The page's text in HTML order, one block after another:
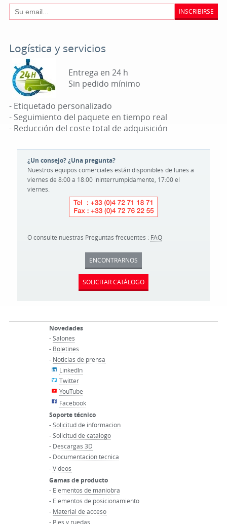
INSCRIBIRSE
Logística y servicios
Entrega en 24 h
Sin pedido mínimo
- Etiquetado personalizado
- Seguimiento del paquete en tiempo real
- Reducción del coste total de adquisición
¿Un consejo? ¿Una pregunta?
Nuestros equipos comerciales están disponibles de lunes a
viernes de 8:00 a 18:00 ininterrumpidamente, 17:00 el
viernes.
O consulte nuestras Preguntas frecuentes : FAQ
ENCONTRARNOS
SOLICITAR CATÁLOGO
Novedades
-Salones
- Boletines
- Noticias de prensa
LinkedIn
Twitter
YouTube
Facebook
Soporte técnico
-Solicitud de informacion
-Solicitud de catalogo
- Descargas 3D
- Documentacion tecnica
-Videos
Gamas de producto
- Elementos de maniobra
- Elementos de posicionamiento
- Material de acceso
- Pies y ruedas